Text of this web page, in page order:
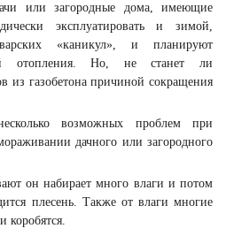
или загородные дома, имеющие
эксплуатировать и зимой,
«каникул», и планируют
отопления. Но, не станет ли
из газобетона причиной сокращения
возможных проблем при
дачного или загородного
он набирает много влаги и потом
плесень. Также от влаги многие
коробятся.